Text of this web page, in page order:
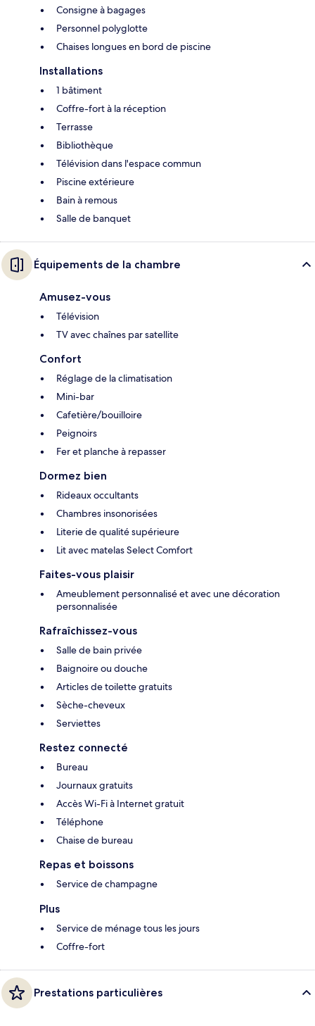
Consigne à bagages
Personnel polyglotte
Chaises longues en bord de piscine
Installations
1 bâtiment
Coffre-fort à la réception
Terrasse
Bibliothèque
Télévision dans l'espace commun
Piscine extérieure
Bain à remous
Salle de banquet
Équipements de la chambre
Amusez-vous
Télévision
TV avec chaînes par satellite
Confort
Réglage de la climatisation
Mini-bar
Cafetière/bouilloire
Peignoirs
Fer et planche à repasser
Dormez bien
Rideaux occultants
Chambres insonorisées
Literie de qualité supérieure
Lit avec matelas Select Comfort
Faites-vous plaisir
Ameublement personnalisé et avec une décoration
personnalisée
Rafraîchissez-vous
Salle de bain privée
Baignoire ou douche
Articles de toilette gratuits
Sèche-cheveux
Serviettes
Restez connecté
Bureau
Journaux gratuits
Accès Wi-Fi à Internet gratuit
Téléphone
Chaise de bureau
Repas et boissons
Service de champagne
Plus
Service de ménage tous les jours
Coffre-fort
Prestations particulières